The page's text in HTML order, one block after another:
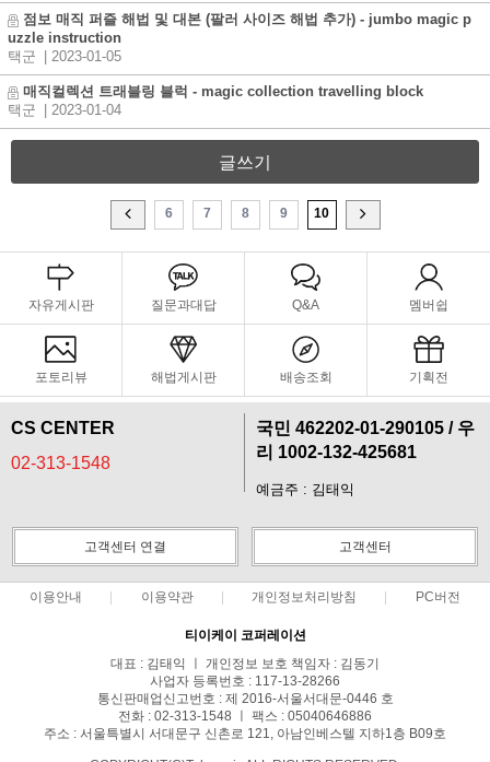
점보 매직 퍼즐 해법 및 대본 (팔러 사이즈 해법 추가) - jumbo magic p
uzzle instruction
택군
| 2023-01-05
매직컬렉션 트래블링 블럭 - magic collection travelling block
택군
| 2023-01-04
글쓰기
6 7 8 9 10
자유게시판 질문과대답 Q&A 멤버쉽
포토리뷰 해법게시판 배송조회 기획전
CS CENTER
02-313-1548
국민 462202-01-290105 / 우
리 1002-132-425681
예금주 : 김태익
고객센터 연결 고객센터
이용안내 이용약관 개인정보처리방침 PC버전
티이케이 코퍼레이션
대표 : 김태익 ㅣ 개인정보 보호 책임자 : 김동기
사업자 등록번호 : 117-13-28266
통신판매업신고번호 : 제 2016-서울서대문-0446 호
전화 : 02-313-1548 ㅣ 팩스 : 05040646886
주소 : 서울특별시 서대문구 신촌로 121, 아남인베스텔 지하1층 B09호